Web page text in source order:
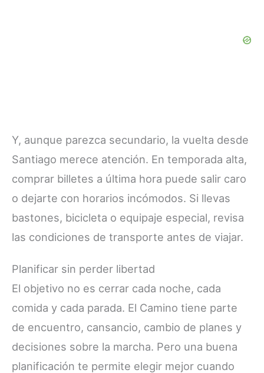
Y, aunque parezca secundario, la vuelta desde
Santiago merece atención. En temporada alta,
comprar billetes a última hora puede salir caro
o dejarte con horarios incómodos. Si llevas
bastones, bicicleta o equipaje especial, revisa
las condiciones de transporte antes de viajar.
Planificar sin perder libertad
El objetivo no es cerrar cada noche, cada
comida y cada parada. El Camino tiene parte
de encuentro, cansancio, cambio de planes y
decisiones sobre la marcha. Pero una buena
planificación te permite elegir mejor cuando